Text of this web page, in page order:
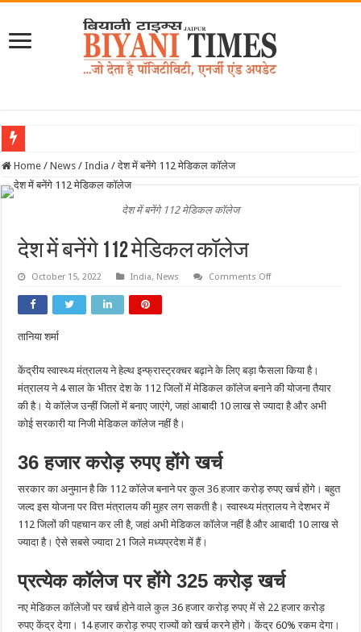
Home / News / India / देश में बनेंगे 112 मेडिकल कॉलेज
देश में बनेंगे 112 मेडिकल कॉलेज
देश में बनेंगे 112 मेडिकल कॉलेज
October 15, 2022 India, News Comments Offon
तानिया शर्मा
केंद्रीय स्वास्थ्य मंत्रालय ने हेल्थ इन्फ्रास्ट्रक्चर बढ़ाने के लिए बड़ा फैसला किया है।
मंत्रालय ने 4 साल के भीतर देश के 112 जिलों में मेडिकल कॉलेज बनाने की योजना तैयार
की है। ये कॉलेज उन्हीं जिलों में बनाए जाएंगे, जहां आबादी 10 लाख से ज्यादा है और अभी
कोई सरकारी या निजी मेडिकल कॉलेज नहीं है।
36 हजार करोड़ रुपए होंगे खर्च
सरकार का अनुमान है कि 112 कॉलेज बनाने पर कुल 36 हजार करोड़ रुपए खर्च होंगे। बहुत
जल्द इस योजना पर वित्त मंत्रालय की मुहर लग सकती है। स्वास्थ्य मंत्रालय ने देशभर में
112 जिलों की पहचान कर ली है, जहां अभी मेडिकल कॉलेज नहीं है और आबादी 10 लाख से
ज्यादा है। ऐसे सबसे ज्यादा 21 जिले मध्यप्रदेश में हैं।
प्रत्येक कॉलेज पर होंगे 325 करोड़ खर्च
नए मेडिकल कॉलेजों पर खर्च होने वाले कुल 36 हजार करोड़ रुपए में से 22 हजार करोड़
रुपए केंद्र देगा। 14 हजार करोड़ रुपए राज्यों को खर्च करने होंगे। केंद्र 60% रकम देगा।